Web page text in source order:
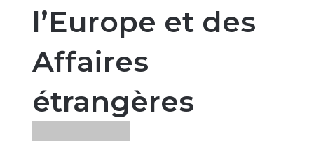
l’Europe et des
Affaires
étrangères